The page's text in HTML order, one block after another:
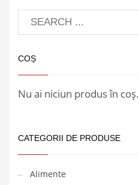
COȘ
Nu ai niciun produs în coș.
CATEGORII DE PRODUSE
Alimente